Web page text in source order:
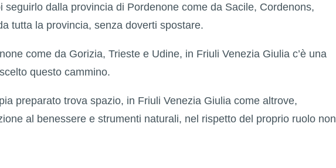
seguirlo dalla provincia di Pordenone come da Sacile, Cordenons,
tutta la provincia, senza doverti spostare.
come da Gorizia, Trieste e Udine, in Friuli Venezia Giulia c’è una
questo cammino.
preparato trova spazio, in Friuli Venezia Giulia come altrove,
al benessere e strumenti naturali, nel rispetto del proprio ruolo non